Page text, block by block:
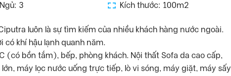
3 Kích thước: 100m2
luôn là sự tìm kiếm của nhiều khách hàng nước ngoài.
khí hậu lạnh quanh năm.
(có bồn tắm), bếp, phòng khách. Nội thất Sofa da cao cấp,
máy lọc nước uống trực tiếp, lò vi sóng, máy giặt, máy sấy